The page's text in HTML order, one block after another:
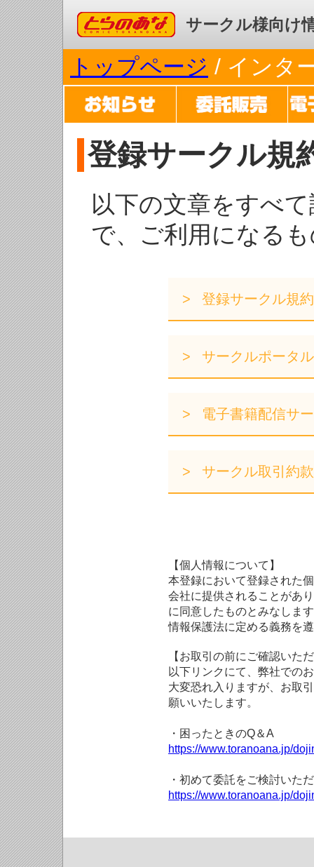
コミックとらのあな サークル様向け
トップページ / インタ
登録サークル規
以下の文章をすべ
で、ご利用になる
登録サークル規約
サークルポータ
電子書籍配信サ
サークル取引約款
【個人情報について】
本登録において登録された
会社に提供されることがあ
に同意したものとみなしま
情報保護法に定める義務を
【お取引の前にご確認いた
以下リンクにて、弊社での
大変恐れ入りますが、お取
願いいたします。
・困ったときのQ＆A
https://www.toranoana.jp/
・初めて委託をご検討いた
https://www.toranoana.jp/